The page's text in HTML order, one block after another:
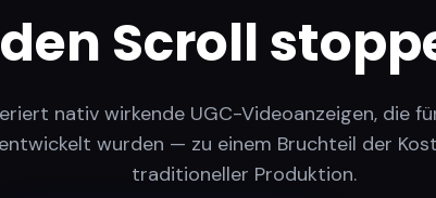
den Scroll
nativ wirkende UGC-Videoanzeigen, die
wurden — zu einem Bruchteil der
traditioneller Produktion.